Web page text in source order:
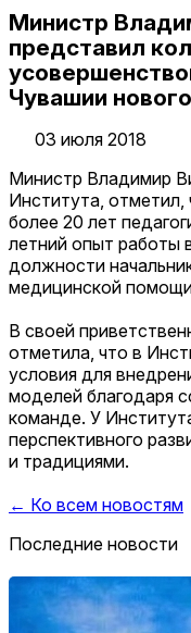
Министр
представил
Чувашии
03 июля 2018
Министр Владимир
Института,
более 20 лет
летний опыт работы
должности
медицинской
В своей
отметила, что в
условия для
моделей благодаря
команде. У
перспективного
и традициями.
← Ко всем новостям
Последние новости